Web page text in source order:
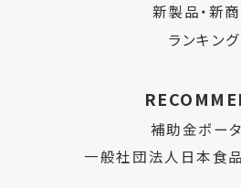
新製品・新
ランキング
補助金ポー
一般社団法人日本食